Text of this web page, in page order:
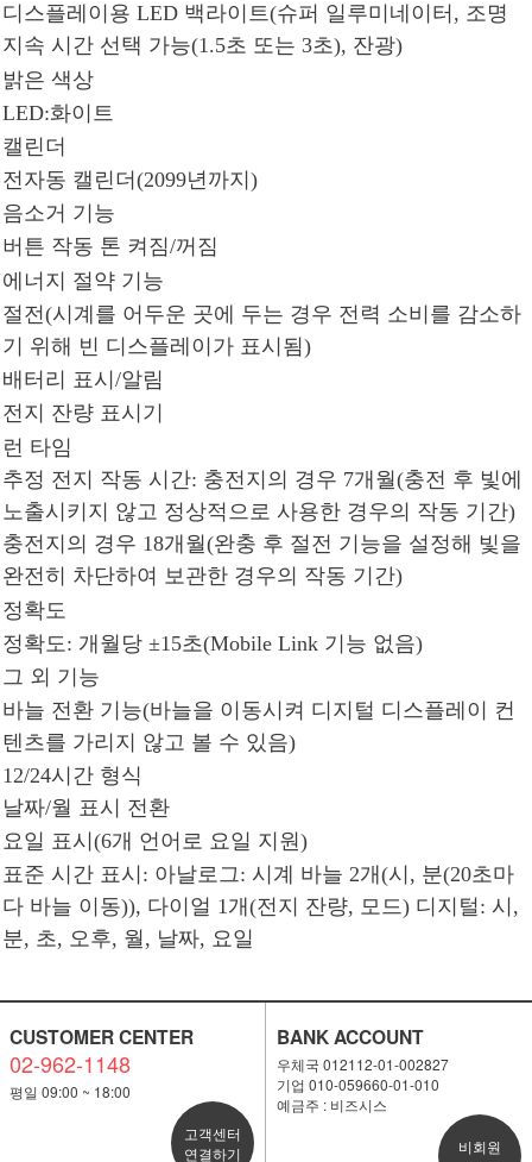
디스플레이용 LED 백라이트(슈퍼 일루미네이터, 조명
지속 시간 선택 가능(1.5초 또는 3초), 잔광)
밝은 색상
LED:화이트
캘린더
전자동 캘린더(2099년까지)
음소거 기능
버튼 작동 톤 켜짐/꺼짐
에너지 절약 기능
절전(시계를 어두운 곳에 두는 경우 전력 소비를 감소하
기 위해 빈 디스플레이가 표시됨)
배터리 표시/알림
전지 잔량 표시기
런 타임
추정 전지 작동 시간: 충전지의 경우 7개월(충전 후 빛에
노출시키지 않고 정상적으로 사용한 경우의 작동 기간)
충전지의 경우 18개월(완충 후 절전 기능을 설정해 빛을
완전히 차단하여 보관한 경우의 작동 기간)
정확도
정확도: 개월당 ±15초(Mobile Link 기능 없음)
그 외 기능
바늘 전환 기능(바늘을 이동시켜 디지털 디스플레이 컨
텐츠를 가리지 않고 볼 수 있음)
12/24시간 형식
날짜/월 표시 전환
요일 표시(6개 언어로 요일 지원)
표준 시간 표시: 아날로그: 시계 바늘 2개(시, 분(20초마
다 바늘 이동)), 다이얼 1개(전지 잔량, 모드) 디지털: 시,
분, 초, 오후, 월, 날짜, 요일
CUSTOMER CENTER
02-962-1148
평일 09:00 ~ 18:00
고객센터
연결하기
BANK ACCOUNT
우체국 012112-01-002827
기업 010-059660-01-010
예금주 : 비즈시스
비회원